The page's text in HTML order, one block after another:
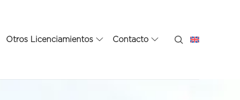
Otros Licenciamientos Contacto